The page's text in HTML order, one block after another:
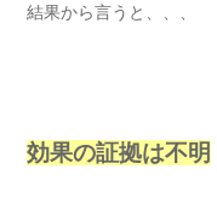
結果から言うと、、、
効果の証拠は不明